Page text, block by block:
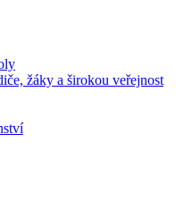
žáky a širokou veřejnost